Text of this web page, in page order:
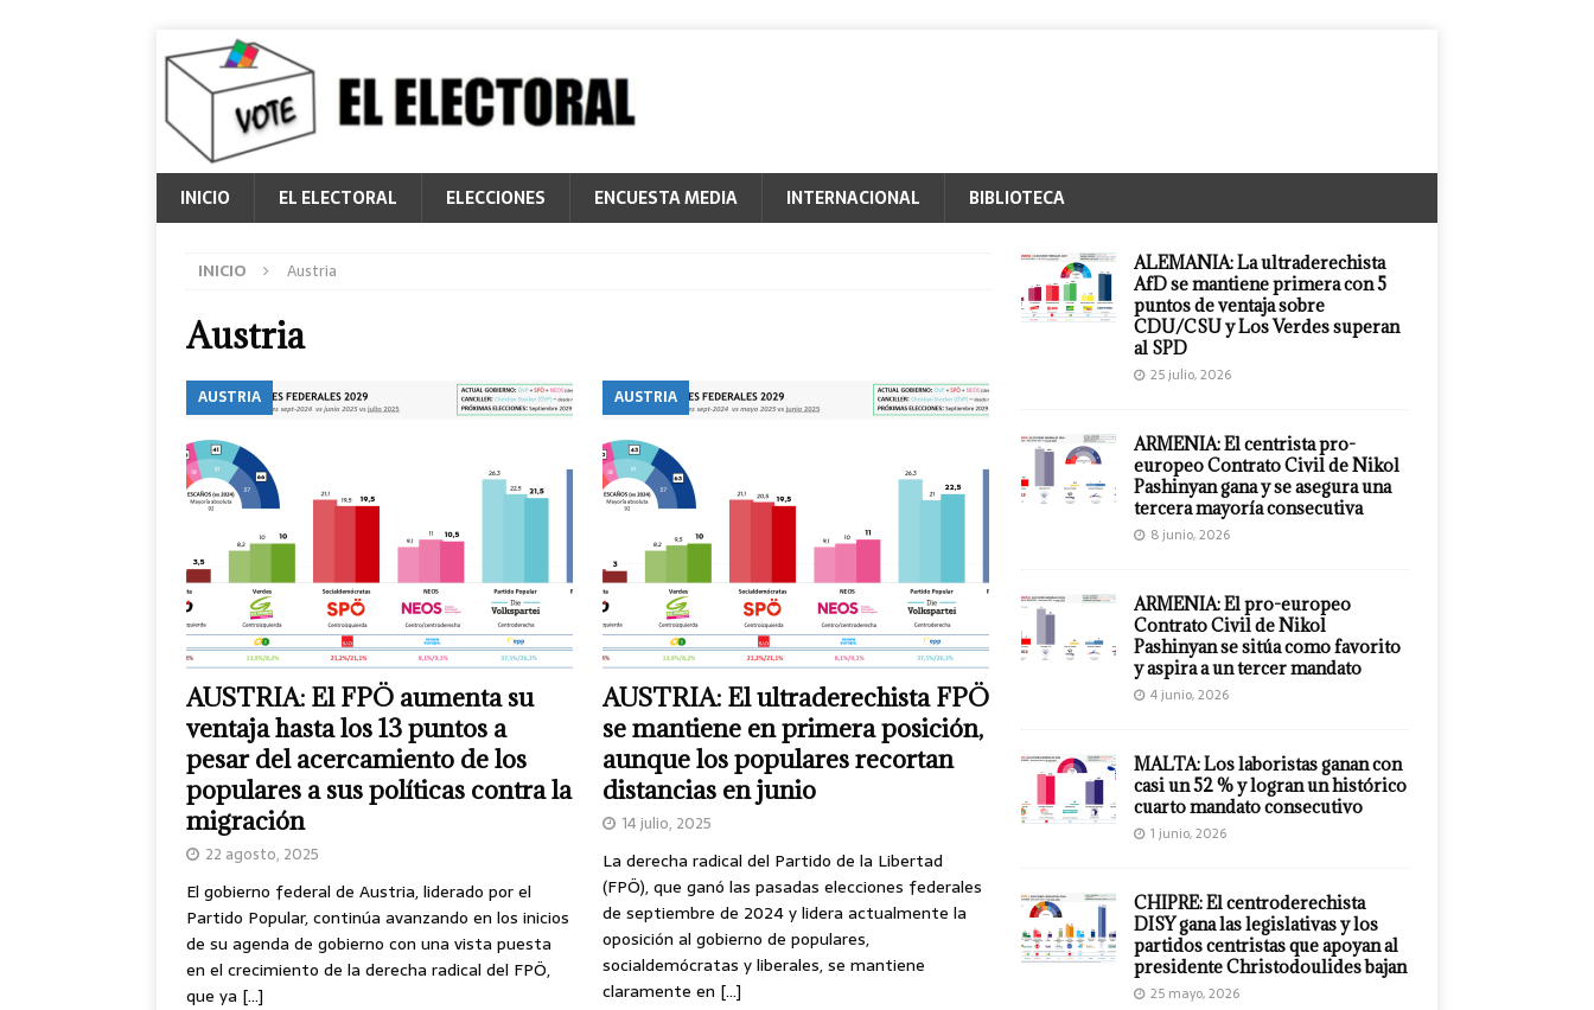
INICIO EL ELECTORAL ELECCIONES ENCUESTA MEDIA INTERNACIONAL BIBLIOTECA
INICIO Austria
Austria
AUSTRIA
AUSTRIA: El FPÖ aumenta su
ventaja hasta los 13 puntos a
pesar del acercamiento de los
populares a sus políticas contra la
migración
22 agosto, 2025
El gobierno federal de Austria, liderado por el
Partido Popular, continúa avanzando en los inicios
de su agenda de gobierno con una vista puesta
en el crecimiento de la derecha radical del FPÖ,
que ya […]
AUSTRIA
AUSTRIA: El ultraderechista FPÖ
se mantiene en primera posición,
aunque los populares recortan
distancias en junio
14 julio, 2025
La derecha radical del Partido de la Libertad
(FPÖ), que ganó las pasadas elecciones federales
de septiembre de 2024 y lidera actualmente la
oposición al gobierno de populares,
socialdemócratas y liberales, se mantiene
claramente en […]
ALEMANIA: La ultraderechista
AfD se mantiene primera con 5
puntos de ventaja sobre
CDU/CSU y Los Verdes superan
al SPD
25 julio, 2026
ARMENIA: El centrista pro-
europeo Contrato Civil de Nikol
Pashinyan gana y se asegura una
tercera mayoría consecutiva
8 junio, 2026
ARMENIA: El pro-europeo
Contrato Civil de Nikol
Pashinyan se sitúa como favorito
y aspira a un tercer mandato
4 junio, 2026
MALTA: Los laboristas ganan con
casi un 52 % y logran un histórico
cuarto mandato consecutivo
1 junio, 2026
CHIPRE: El centroderechista
DISY gana las legislativas y los
partidos centristas que apoyan al
presidente Christodoulides bajan
25 mayo, 2026